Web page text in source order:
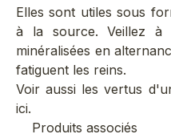
Elles sont utiles sous
à la source. Veillez à
minéralisées en
fatiguent les reins.
Voir aussi les vertus
ici.
Produits associés